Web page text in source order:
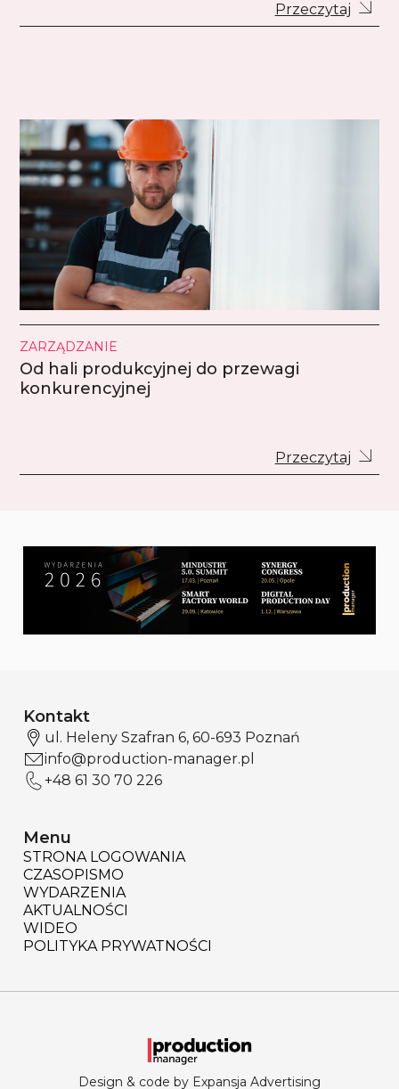
Przeczytaj
ZARZĄDZANIE
Od hali produkcyjnej do przewagi
konkurencyjnej
Przeczytaj
Kontakt
ul. Heleny Szafran 6, 60-693 Poznań
info@production-manager.pl
+48 61 30 70 226
Menu
STRONA LOGOWANIA
CZASOPISMO
WYDARZENIA
AKTUALNOŚCI
WIDEO
POLITYKA PRYWATNOŚCI
Design & code by Expansja Advertising